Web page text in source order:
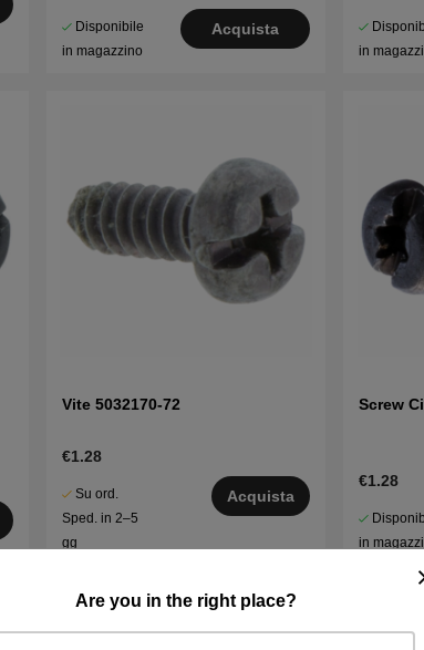
Are you in the right place?
Disponibile
in magazzino
Acquista
in
Vite 5032170-72
€1.28
Su ord.
Sped. in 2–5
gg
Acquista
Screw
€1.28
in